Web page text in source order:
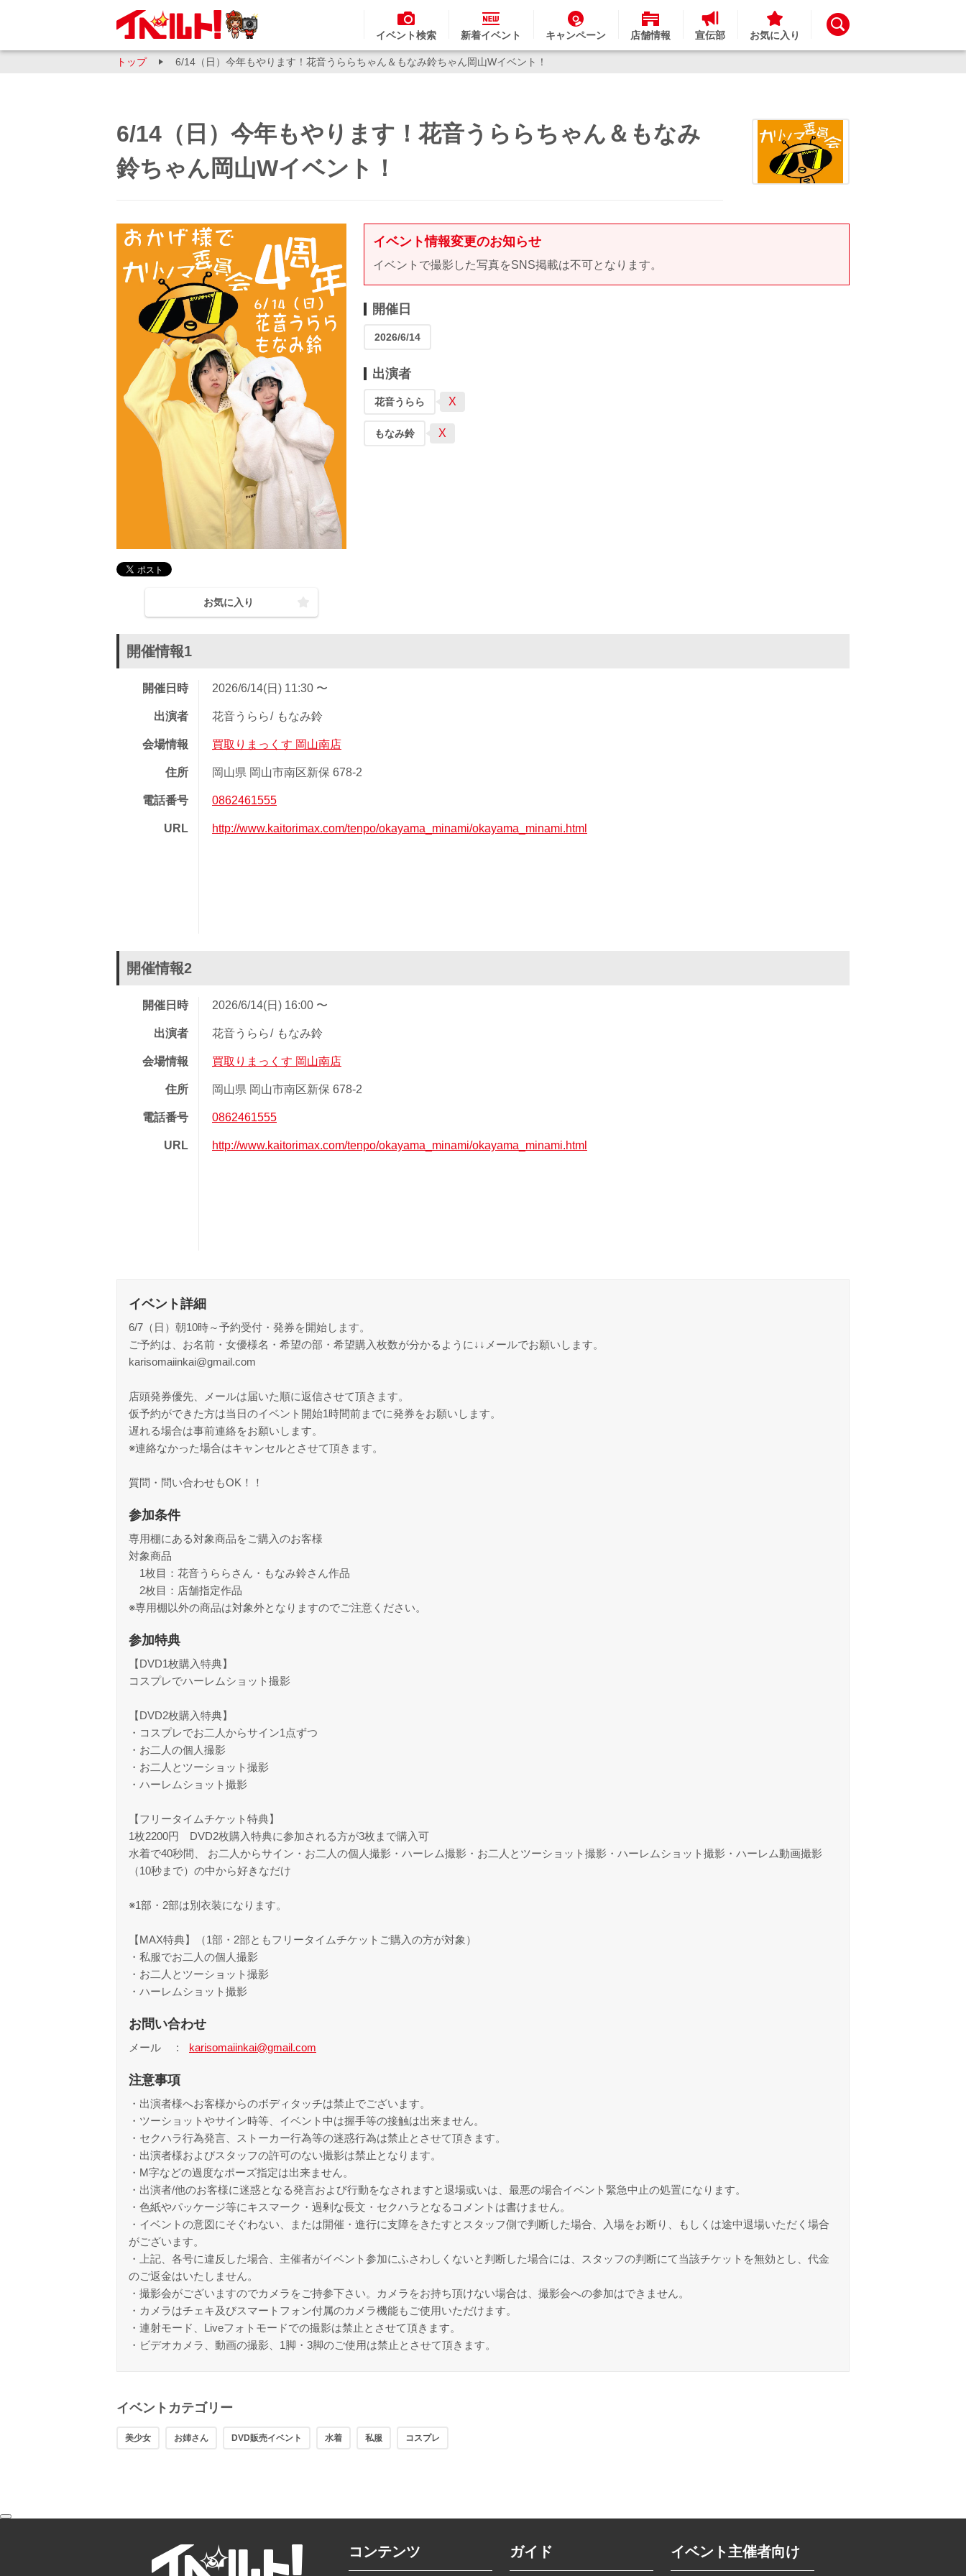
イベント検索 新着イベント キャンペーン 店舗情報 宣伝部 お気に入り
トップ 6/14（日）今年もやります！花音うららちゃん＆もなみ鈴ちゃん岡山Wイベント！
6/14（日）今年もやります！花音うららちゃん＆もなみ
鈴ちゃん岡山Wイベント！
お気に入り
イベント情報変更のお知らせ
イベントで撮影した写真をSNS掲載は不可となります。
開催日
2026/6/14
出演者
花音うらら X
もなみ鈴 X
開催情報1
開催日時 2026/6/14(日) 11:30 〜
出演者 花音うらら もなみ鈴
会場情報 買取りまっくす 岡山南店
住所 岡山県 岡山市南区新保 678-2
電話番号 0862461555
URL http://www.kaitorimax.com/tenpo/okayama_minami/okayama_minami.html
開催情報2
開催日時 2026/6/14(日) 16:00 〜
出演者 花音うらら もなみ鈴
会場情報 買取りまっくす 岡山南店
住所 岡山県 岡山市南区新保 678-2
電話番号 0862461555
URL http://www.kaitorimax.com/tenpo/okayama_minami/okayama_minami.html
イベント詳細
6/7（日）朝10時～予約受付・発券を開始します。
ご予約は、お名前・女優様名・希望の部・希望購入枚数が分かるように↓↓メールでお願いします。
karisomaiinkai@gmail.com
店頭発券優先、メールは届いた順に返信させて頂きます。
仮予約ができた方は当日のイベント開始1時間前までに発券をお願いします。
遅れる場合は事前連絡をお願いします。
※連絡なかった場合はキャンセルとさせて頂きます。
質問・問い合わせもOK！！
参加条件
専用棚にある対象商品をご購入のお客様
対象商品
1枚目：花音うららさん・もなみ鈴さん作品
2枚目：店舗指定作品
※専用棚以外の商品は対象外となりますのでご注意ください。
参加特典
【DVD1枚購入特典】
コスプレでハーレムショット撮影
【DVD2枚購入特典】
・コスプレでお二人からサイン1点ずつ
・お二人の個人撮影
・お二人とツーショット撮影
・ハーレムショット撮影
【フリータイムチケット特典】
1枚2200円 DVD2枚購入特典に参加される方が3枚まで購入可
水着で40秒間、 お二人からサイン・お二人の個人撮影・ハーレム撮影・お二人とツーショット撮影・ハーレムショット撮影・ハーレム動画撮影
（10秒まで）の中から好きなだけ
※1部・2部は別衣装になります。
【MAX特典】（1部・2部ともフリータイムチケットご購入の方が対象）
・私服でお二人の個人撮影
・お二人とツーショット撮影
・ハーレムショット撮影
お問い合わせ
メール karisomaiinkai@gmail.com
注意事項
・出演者様へお客様からのボディタッチは禁止でございます。
・ツーショットやサイン時等、イベント中は握手等の接触は出来ません。
・セクハラ行為発言、ストーカー行為等の迷惑行為は禁止とさせて頂きます。
・出演者様およびスタッフの許可のない撮影は禁止となります。
・M字などの過度なポーズ指定は出来ません。
・出演者/他のお客様に迷惑となる発言および行動をなされますと退場或いは、最悪の場合イベント緊急中止の処置になります。
・色紙やパッケージ等にキスマーク・過剰な長文・セクハラとなるコメントは書けません。
・イベントの意図にそぐわない、または開催・進行に支障をきたすとスタッフ側で判断した場合、入場をお断り、もしくは途中退場いただく場合
がございます。
・上記、各号に違反した場合、主催者がイベント参加にふさわしくないと判断した場合には、スタッフの判断にて当該チケットを無効とし、代金
のご返金はいたしません。
・撮影会がございますのでカメラをご持参下さい。カメラをお持ち頂けない場合は、撮影会への参加はできません。
・カメラはチェキ及びスマートフォン付属のカメラ機能もご使用いただけます。
・連射モード、Liveフォトモードでの撮影は禁止とさせて頂きます。
・ビデオカメラ、動画の撮影、1脚・3脚のご使用は禁止とさせて頂きます。
イベントカテゴリー
美少女 お姉さん DVD販売イベント 水着 私服 コスプレ
コンテンツ ガイド イベント主催者向け